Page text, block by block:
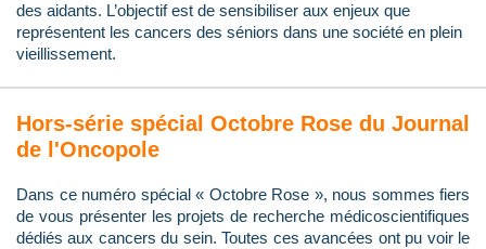
des aidants. L’objectif est de sensibiliser aux enjeux que
représentent les cancers des séniors dans une société en plein
vieillissement.
Hors-série spécial Octobre Rose du Journal
de l'Oncopole
Dans ce numéro spécial « Octobre Rose », nous sommes fiers
de vous présenter les projets de recherche médicoscientifiques
dédiés aux cancers du sein. Toutes ces avancées ont pu voir le